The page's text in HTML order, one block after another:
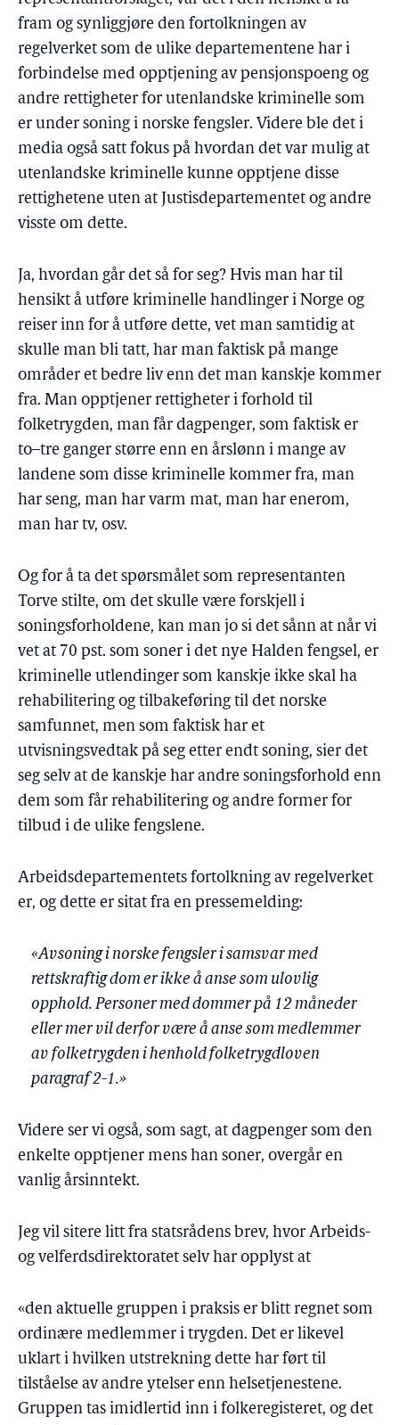
fram og synliggjøre den fortolkningen av
regelverket som de ulike departementene har i
forbindelse med opptjening av pensjonspoeng og
andre rettigheter for utenlandske kriminelle som
er under soning i norske fengsler. Videre ble det i
media også satt fokus på hvordan det var mulig at
utenlandske kriminelle kunne opptjene disse
rettighetene uten at Justisdepartementet og andre
visste om dette.
Ja, hvordan går det så for seg? Hvis man har til
hensikt å utføre kriminelle handlinger i Norge og
reiser inn for å utføre dette, vet man samtidig at
skulle man bli tatt, har man faktisk på mange
områder et bedre liv enn det man kanskje kommer
fra. Man opptjener rettigheter i forhold til
folketrygden, man får dagpenger, som faktisk er
to–tre ganger større enn en årslønn i mange av
landene som disse kriminelle kommer fra, man
har seng, man har varm mat, man har enerom,
man har tv, osv.
Og for å ta det spørsmålet som representanten
Torve stilte, om det skulle være forskjell i
soningsforholdene, kan man jo si det sånn at når vi
vet at 70 pst. som soner i det nye Halden fengsel, er
kriminelle utlendinger som kanskje ikke skal ha
rehabilitering og tilbakeføring til det norske
samfunnet, men som faktisk har et
utvisningsvedtak på seg etter endt soning, sier det
seg selv at de kanskje har andre soningsforhold enn
dem som får rehabilitering og andre former for
tilbud i de ulike fengslene.
Arbeidsdepartementets fortolkning av regelverket
er, og dette er sitat fra en pressemelding:
«Avsoning i norske fengsler i samsvar med
rettskraftig dom er ikke å anse som ulovlig
opphold. Personer med dommer på 12 måneder
eller mer vil derfor være å anse som medlemmer
av folketrygden i henhold folketrygdloven
paragraf 2-1.»
Videre ser vi også, som sagt, at dagpenger som den
enkelte opptjener mens han soner, overgår en
vanlig årsinntekt.
Jeg vil sitere litt fra statsrådens brev, hvor Arbeids-
og velferdsdirektoratet selv har opplyst at
«den aktuelle gruppen i praksis er blitt regnet som
ordinære medlemmer i trygden. Det er likevel
uklart i hvilken utstrekning dette har ført til
tilståelse av andre ytelser enn helsetjenestene.
Gruppen tas imidlertid inn i folkeregisteret, og det